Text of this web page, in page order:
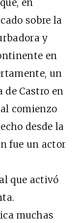
en
sobre la
y
en
un
de Castro en
comienzo
desde la
fue un actor
que activó
muchas